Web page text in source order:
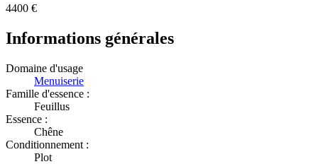
4400 €
Informations générales
Domaine d'usage
Menuiserie
Famille d'essence :
Feuillus
Essence :
Chêne
Conditionnement :
Plot